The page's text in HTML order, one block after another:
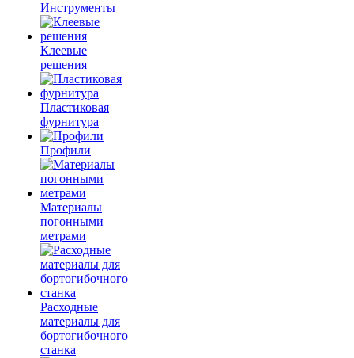
Инструменты
Клеевые
решения
Пластиковая
фурнитура
Профили
Материалы
погонными
метрами
Расходные
материалы для
бортогибочного
станка